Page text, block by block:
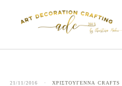
21/11/2016 · ΧΡΙΣΤΟΥΓΕΝΝΑ CRAFTS